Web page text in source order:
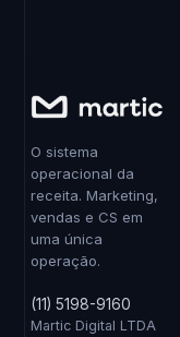
O sistema
operacional da
receita. Marketing,
vendas e CS em
uma única
operação.
(11) 5198-9160
Martic Digital LTDA